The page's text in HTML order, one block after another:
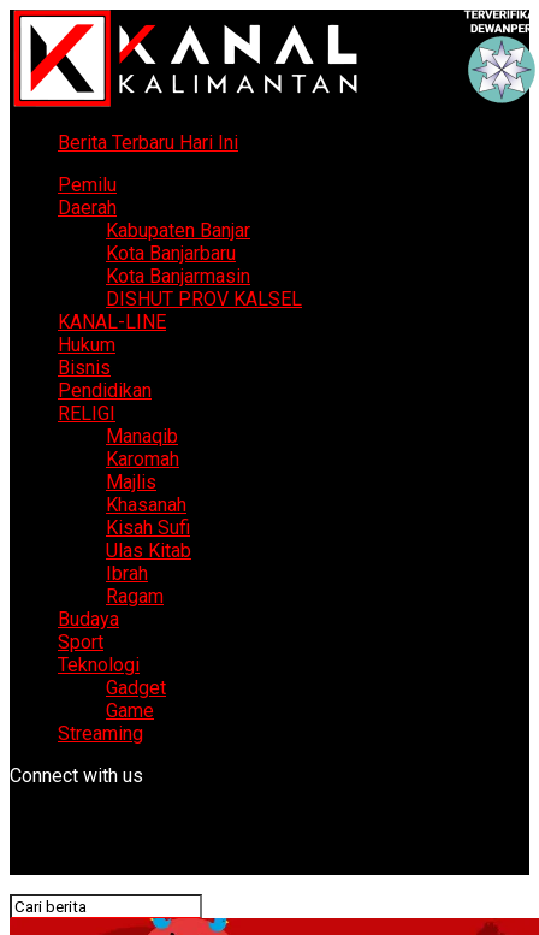
Berita Terbaru Hari Ini
Pemilu
Daerah
Kabupaten Banjar
Kota Banjarbaru
Kota Banjarmasin
DISHUT PROV KALSEL
KANAL-LINE
Hukum
Bisnis
Pendidikan
RELIGI
Manaqib
Karomah
Majlis
Khasanah
Kisah Sufi
Ulas Kitab
Ibrah
Ragam
Budaya
Sport
Teknologi
Gadget
Game
Streaming
Connect with us